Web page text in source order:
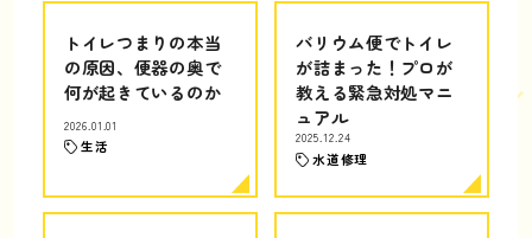
トイレつまりの本当
の原因、便器の奥で
何が起きているのか
2026.01.01
生活
バリウム便でトイレ
が詰まった！プロが
教える緊急対処マニ
ュアル
2025.12.24
水道修理